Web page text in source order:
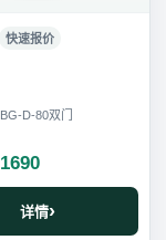
快速报价
D-80双门
详情